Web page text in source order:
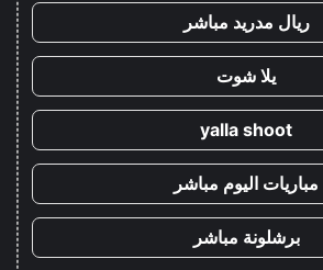
ريال مدريد مباشر
يلا شوت
yalla shoot
مباريات اليوم مباشر
برشلونة مباشر